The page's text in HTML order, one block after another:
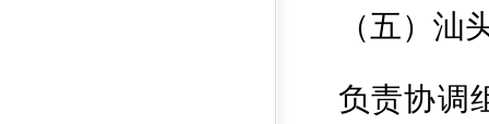
（五）汕
负责协调